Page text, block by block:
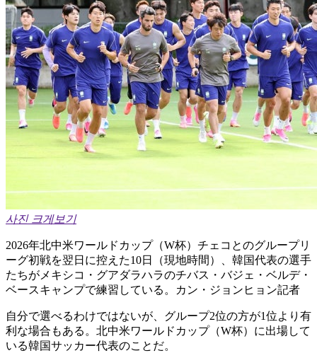
사진 크게보기
2026年北中米ワールドカップ（W杯）チェコとのグループリ
ーグ初戦を翌日に控えた10日（現地時間）、韓国代表の選手
たちがメキシコ・グアダラハラのチバス・バジェ・ベルデ・
ベースキャンプで練習している。カン・ジョンヒョン記者
自分で選べるわけではないが、グループ2位の方が1位より有
利な場合もある。北中米ワールドカップ（W杯）に出場して
いる韓国サッカー代表のことだ。